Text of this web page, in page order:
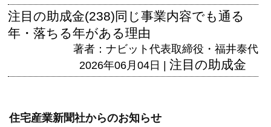
注目の助成金(238)同じ事業内容でも通る
年・落ちる年がある理由
著者：ナビット代表取締役・福井泰代
2026年06月04日 | 注目の助成金
住宅産業新聞社からのお知らせ